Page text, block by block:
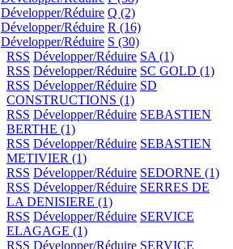
Développer/Réduire Q (2)
Développer/Réduire R (16)
Développer/Réduire S (30)
RSS Développer/Réduire SA (1)
RSS Développer/Réduire SC GOLD (1)
RSS Développer/Réduire SD
CONSTRUCTIONS (1)
RSS Développer/Réduire SEBASTIEN
BERTHE (1)
RSS Développer/Réduire SEBASTIEN
METIVIER (1)
RSS Développer/Réduire SEDORNE (1)
RSS Développer/Réduire SERRES DE
LA DENISIERE (1)
RSS Développer/Réduire SERVICE
ELAGAGE (1)
RSS Développer/Réduire SERVICE